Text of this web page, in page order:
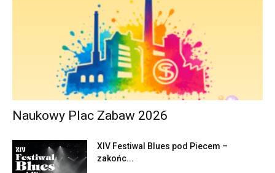
Naukowy Plac Zabaw 2026
XIV Festiwal Blues pod Piecem –
zakońc...